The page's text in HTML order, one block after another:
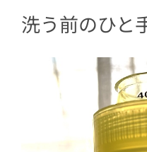
洗う前のひと